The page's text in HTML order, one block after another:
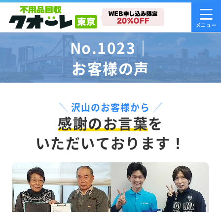
No.1023｜
お客様の声
沢山のお客様から
感謝のお言葉を
いただいております！